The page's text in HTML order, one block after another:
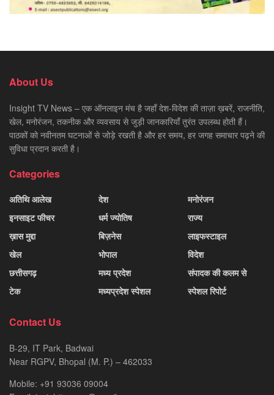
About Us
Insight TV News – एक ऑनलाइन मंच है जहाँ देश-विदेश की ताज़ा ख़बरें, राजनीति,
खेल, मनोरंजन, तकनीक और व्यवसाय से जुड़ी जानकारियाँ तुरंत उपलब्ध होती हैं।
पाठकों को नवीनतम घटनाओं से जोड़े रखती है और हर समय, हर जगह समाचार पढ़ने की
सुविधा प्रदान करती है।
Categories
अतिथि आलेख
इनसाइट फीचर
ख़ास मुद्दा
खेल
छत्तीसगढ़
टेक
देश
धर्म ज्योतिष
बिज़नेस
भोपाल
मध्य प्रदेश
मध्यप्रदेश स्पेशल
मनोरंजन
राज्य
लाइफस्टाइल
विदेश
संपादक की कलम से
स्पेशल रिपोर्ट
Contact Us
B-29, IT Park, Badwai
Near RGPV, Bhopal (M. P.) – 462033
Mobile: +91 93036 09004